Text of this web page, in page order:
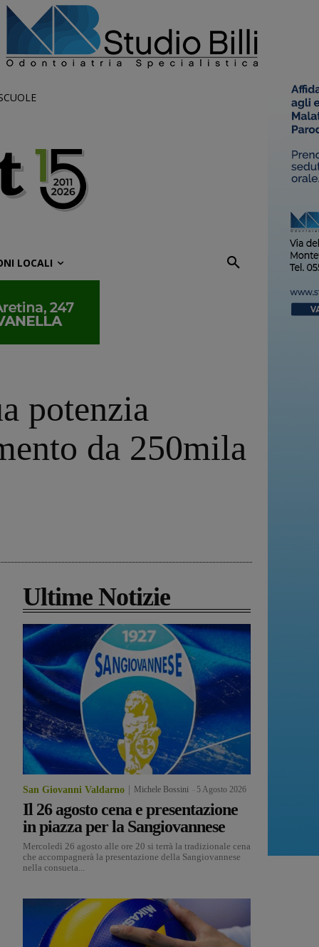
LOCALI
potenzia
da 250mila
Ultime Notizie
San Giovanni Valdarno Michele Bossini 5 Agosto 2026
Il 26 agosto cena e presentazione
in piazza per la Sangiovannese
Mercoledì 26 agosto alle ore 20 si terrà la tradizionale cena
che accompagnerà la presentazione della Sangiovannese
nella consueta...